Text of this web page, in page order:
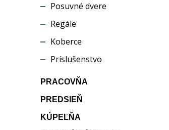
Posuvné dvere
Regále
Koberce
Príslušenstvo
PRACOVŇA
PREDSIEŇ
KÚPEĽŇA